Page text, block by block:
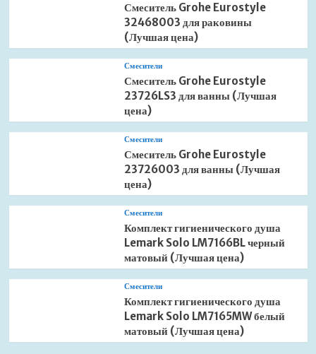
Смеситель Grohe Eurostyle
32468003 для раковины
(Лучшая цена)
Смесители
Смеситель Grohe Eurostyle
23726LS3 для ванны (Лучшая
цена)
Смесители
Смеситель Grohe Eurostyle
23726003 для ванны (Лучшая
цена)
Смесители
Комплект гигиенического душа
Lemark Solo LM7166BL черный
матовый (Лучшая цена)
Смесители
Комплект гигиенического душа
Lemark Solo LM7165MW белый
матовый (Лучшая цена)